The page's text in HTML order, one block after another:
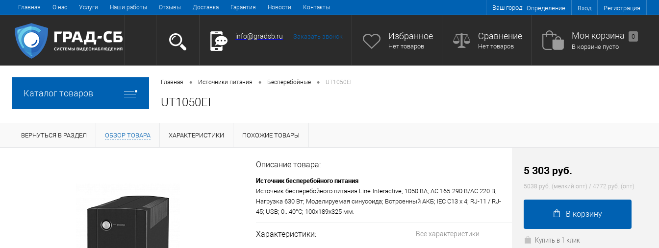
Главная О нас Услуги Наши работы Отзывы Доставка Гарантия Новости Контакты Ваш город: Определение Вход Регистрация
info@gradsb.ru Заказать звонок Избранное
Нет товаров
Сравнение
Нет товаров
Моя корзина
0
В корзине пусто
Каталог товаров
Главная • Источники питания • Бесперебойные • UT1050EI
UT1050EI
ВЕРНУТЬСЯ В РАЗДЕЛ ОБЗОР ТОВАРА ХАРАКТЕРИСТИКИ ПОХОЖИЕ ТОВАРЫ
Описание товара:
Источник бесперебойного питания
Источник бесперебойного питания Line-Interactive; 1050 ВА; AC 165-290 В/AC 220 В;
Нагрузка 630 Вт; Моделируемая синусоида; Встроенный АКБ; IEC C13 x 4; RJ-11 / RJ-
45; USB; 0...40°C; 100x189x325 мм.
Характеристики: Все характеристики
5 303 руб.
5038 руб. (мелкий опт) / 4772 руб. (опт)
В корзину
Купить в 1 клик